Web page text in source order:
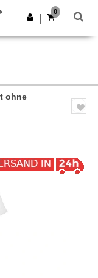
App holen
0
ohne